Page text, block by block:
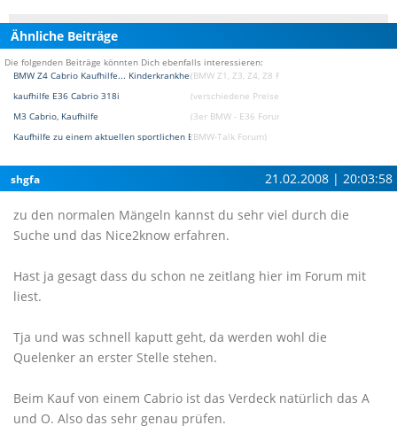
Ähnliche Beiträge
Die folgenden Beiträge könnten Dich ebenfalls interessieren:
BMW Z4 Cabrio Kaufhilfe... Kinderkrankheiten?(BMW Z1, Z3, Z4, Z8 Forum)
kaufhilfe E36 Cabrio 318i
(verschiedene Preise / Kaufberatung Forum)
M3 Cabrio, Kaufhilfe
(3er BMW - E36 Forum)
Kaufhilfe zu einem aktuellen sportlichen BMW(BMW-Talk Forum)
shgfa 21.02.2008 | 20:03:58
zu den normalen Mängeln kannst du sehr viel durch die
Suche und das Nice2know erfahren.
Hast ja gesagt dass du schon ne zeitlang hier im Forum mit
liest.
Tja und was schnell kaputt geht, da werden wohl die
Quelenker an erster Stelle stehen.
Beim Kauf von einem Cabrio ist das Verdeck natürlich das A
und O. Also das sehr genau prüfen.